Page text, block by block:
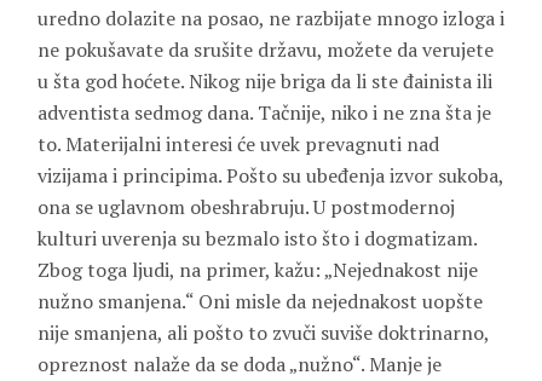
uredno dolazite na posao, ne razbijate mnogo izloga i
ne pokušavate da srušite državu, možete da verujete
u šta god hoćete. Nikog nije briga da li ste đainista ili
adventista sedmog dana. Tačnije, niko i ne zna šta je
to. Materijalni interesi će uvek prevagnuti nad
vizijama i principima. Pošto su ubeđenja izvor sukoba,
ona se uglavnom obeshrabruju. U postmodernoj
kulturi uverenja su bezmalo isto što i dogmatizam.
Zbog toga ljudi, na primer, kažu: „Nejednakost nije
nužno smanjena.“ Oni misle da nejednakost uopšte
nije smanjena, ali pošto to zvuči suviše doktrinarno,
opreznost nalaže da se doda „nužno“. Manje je